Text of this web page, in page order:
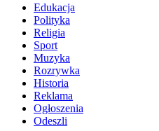
Edukacja
Polityka
Religia
Sport
Muzyka
Rozrywka
Historia
Reklama
Ogłoszenia
Odeszli